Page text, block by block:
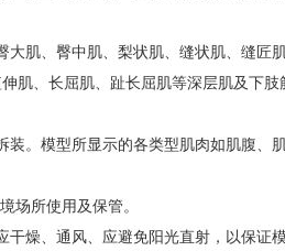
大肌、臀中肌、梨状肌、缝状肌、缝匠
肌、长屈肌、趾长屈肌等深层肌及下肢
装。模型所显示的各类型肌肉如肌腹、
场所使用及保管。
燥、通风、应避免阳光直射，以保证